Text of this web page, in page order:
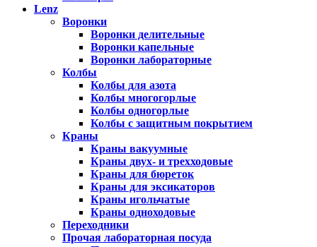
Lenz
Воронки
Воронки делительные
Воронки капельные
Воронки лабораторные
Колбы
Колбы для азота
Колбы многогорлые
Колбы одногорлые
Колбы с защитным покрытием
Краны
Краны вакуумные
Краны двух- и трехходовые
Краны для бюреток
Краны для эксикаторов
Краны игольчатые
Краны одноходовые
Переходники
Прочая лабораторная посуда